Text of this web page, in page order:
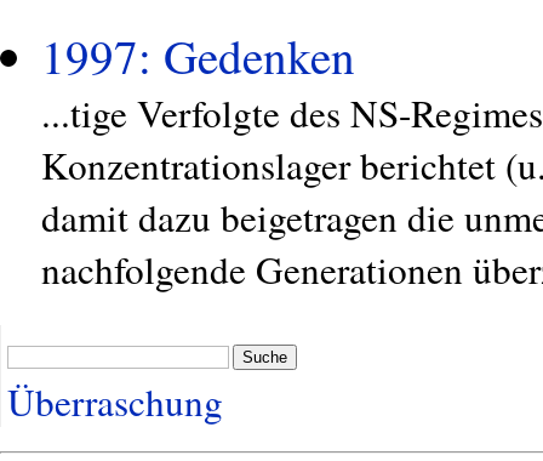
1997: Gedenken
...tige Verfolgte des NS-
Konzentrationslager berichtet
damit dazu beigetragen die
nachfolgende Generationen
Suche
Überraschung